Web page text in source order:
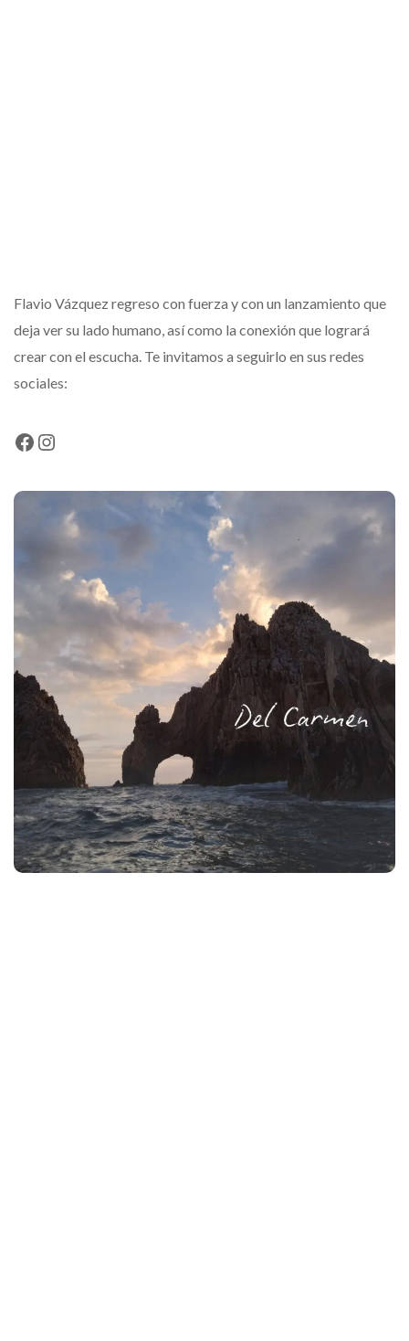
Flavio Vázquez regreso con fuerza y con un lanzamiento que
deja ver su lado humano, así como la conexión que logrará
crear con el escucha. Te invitamos a seguirlo en sus redes
sociales:
Facebook
Instagram